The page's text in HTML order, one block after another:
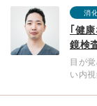
消
｢健
鏡検
目が
い内